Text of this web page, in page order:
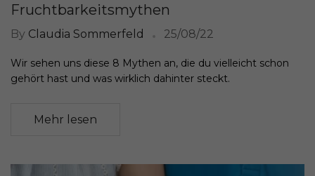
Fruchtbarkeitsmythen
By Claudia Sommerfeld 25/08/22
Wir sehen uns diese 8 Mythen an, die du vielleicht schon
gehört hast und was wirklich dahinter steckt.
Mehr lesen